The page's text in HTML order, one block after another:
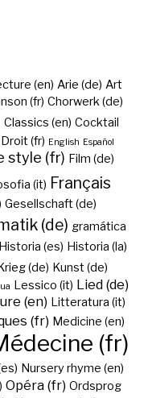
(en) Arie (de) Art
(fr) Chorwerk (de)
Classics (en) Cocktail
Droit (fr) English Español
style (fr) Film (de)
(it) Français
Gesellschaft (de)
(de) gramática
Historia (es) Historia (la)
Krieg (de) Kunst (de)
Lessico (it) Lied (de)
(en) Litteratura (it)
(fr) Medicine (en)
(fr)
Nursery rhyme (en)
Opéra (fr) Ordsprog